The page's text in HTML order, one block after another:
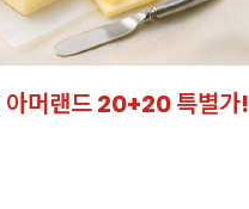
아머랜드 20+20 특별가!